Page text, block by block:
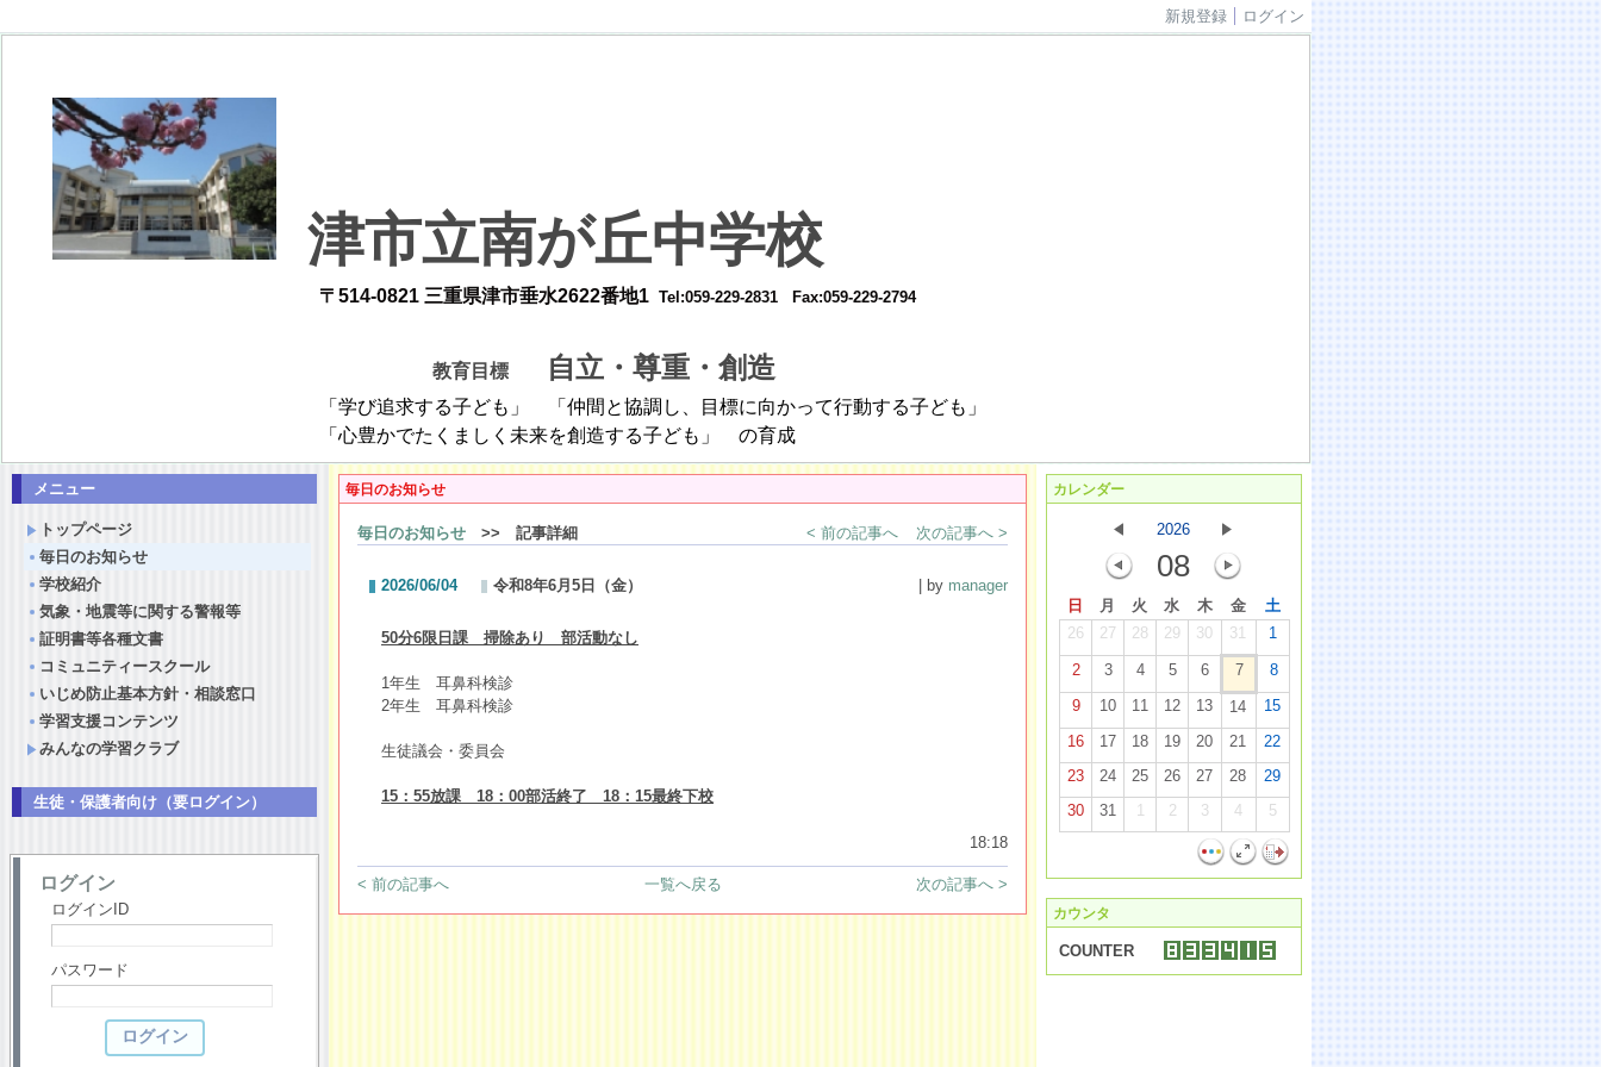
新規登録 ログイン
津市立南が丘中学校
〒514-0821 三重県津市垂水2622番地1 Tel:059-229-2831 Fax:059-229-2794
教育目標 自立・尊重・創造
「学び追求する子ども」 「仲間と協調し、目標に向かって行動する子ども」
「心豊かでたくましく未来を創造する子ども 」 の育成
メニュー
トップページ
毎日のお知らせ
学校紹介
気象・地震等に関する警報等
証明書等各種文書
コミュニティースクール
いじめ防止基本方針・相談窓口
学習支援コンテンツ
みんなの学習クラブ
生徒・保護者向け（要ログイン）
ログイン
ログインID
パスワード
毎日のお知らせ
毎日のお知らせ >> 記事詳細 < 前の記事へ 次の記事へ >
2026/06/04 令和8年6月5日（金） | by manager
50分6限日課 掃除あり 部活動なし
1年生 耳鼻科検診
2年生 耳鼻科検診
生徒議会・委員会
15：55放課 18：00部活終了 18：15最終下校
18:18
< 前の記事へ 次の記事へ >
一覧へ戻る
カレンダー
2026
08
日 月 火 水 木 金
土
26
27 28 29 30 31 1
2 3 4 5 6 7
8
9
10 11 12 13 14
15
16
17 18 19 20 21
22
23
24 25 26 27 28
29
30
31 1 2 3 4 5
カウンタ
COUNTER